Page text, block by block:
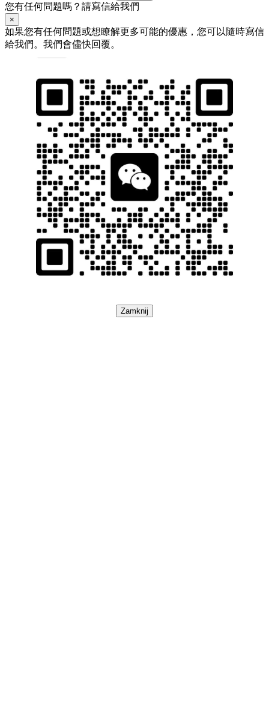
您有任何問題嗎？請寫信給我們
×
如果您有任何問題或想瞭解更多可能的優惠，您可以隨時寫信
給我們。我們會儘快回覆。
Zamknij